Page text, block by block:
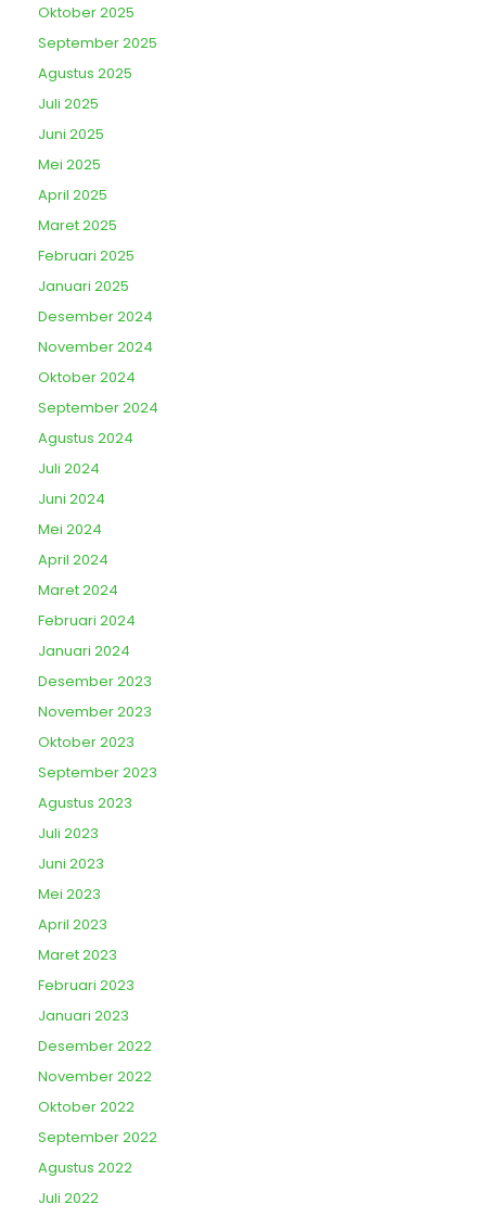
Oktober 2025
September 2025
Agustus 2025
Juli 2025
Juni 2025
Mei 2025
April 2025
Maret 2025
Februari 2025
Januari 2025
Desember 2024
November 2024
Oktober 2024
September 2024
Agustus 2024
Juli 2024
Juni 2024
Mei 2024
April 2024
Maret 2024
Februari 2024
Januari 2024
Desember 2023
November 2023
Oktober 2023
September 2023
Agustus 2023
Juli 2023
Juni 2023
Mei 2023
April 2023
Maret 2023
Februari 2023
Januari 2023
Desember 2022
November 2022
Oktober 2022
September 2022
Agustus 2022
Juli 2022